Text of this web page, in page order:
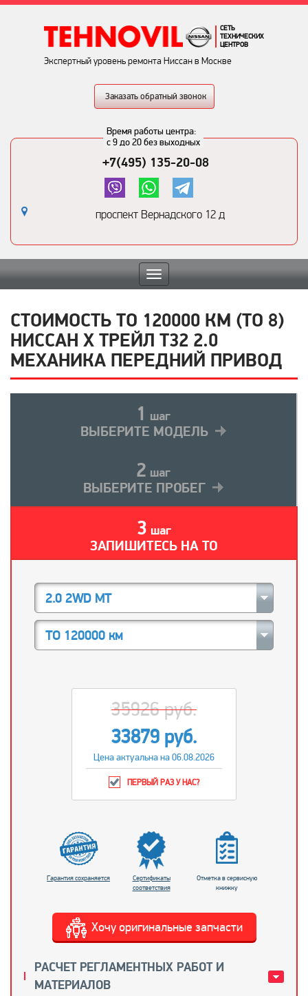
СЕТЬ
ТЕХНИЧЕСКИХ
ЦЕНТРОВ
Экспертный уровень ремонта Ниссан в Москве
Заказать обратный звонок
Время работы центра:
с 9 до 20 без выходных
+7(495) 135-20-08
проспект Вернадского 12 д
Toggle
navigation
СТОИМОСТЬ ТО 120000 КМ (ТО 8)
НИССАН Х ТРЕЙЛ T32 2.0
МЕХАНИКА ПЕРЕДНИЙ ПРИВОД
1 шаг
ВЫБЕРИТЕ МОДЕЛЬ
2 шаг
ВЫБЕРИТЕ ПРОБЕГ
3 шаг
ЗАПИШИТЕСЬ НА ТО
2.0 2WD MT
ТО 120000 км
35926 руб.
33879 руб.
Цена актуальна на 06.08.2026
ПЕРВЫЙ РАЗ У НАС?
Гарантия сохраняется
Сертификаты
соответствия
Отметка в сервисную
книжку
Хочу оригинальные запчасти
РАСЧЕТ РЕГЛАМЕНТНЫХ РАБОТ И
МАТЕРИАЛОВ